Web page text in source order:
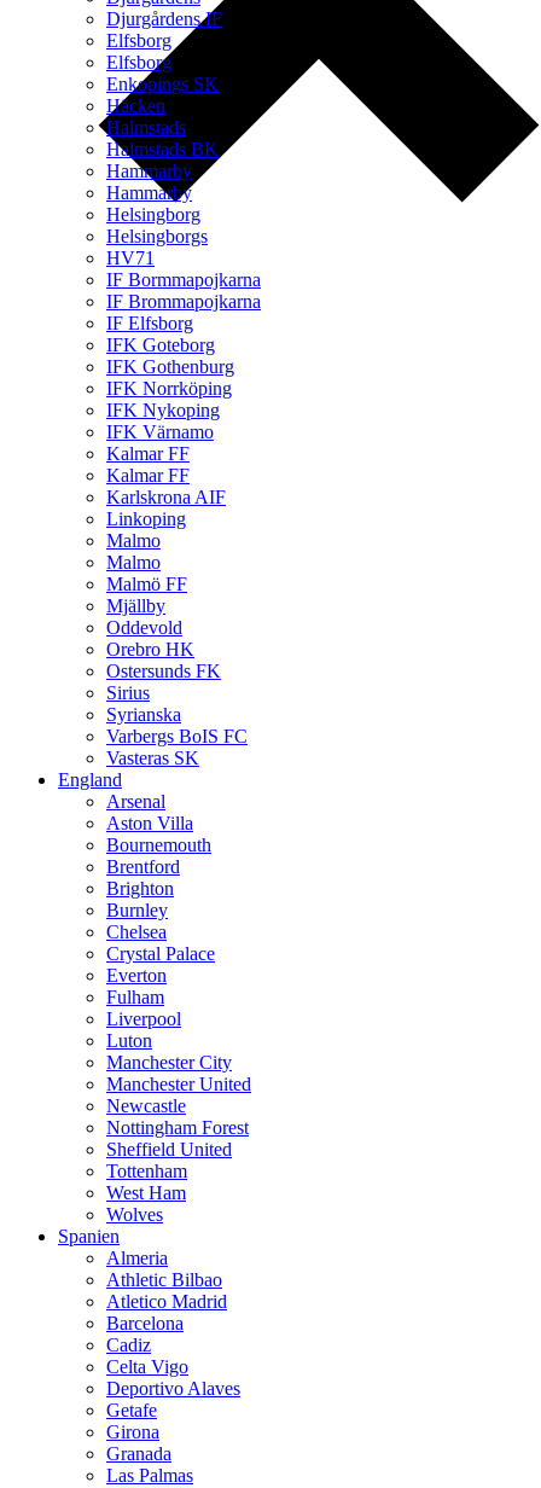
Djurgårdens IF
Elfsborg
Elfsborg
Enkopings SK
Häcken
Halmstads
Halmstads BK
Hammarby
Hammarby
Helsingborg
Helsingborgs
HV71
IF Bormmapojkarna
IF Brommapojkarna
IF Elfsborg
IFK Goteborg
IFK Gothenburg
IFK Norrköping
IFK Nykoping
IFK Värnamo
Kalmar FF
Kalmar FF
Karlskrona AIF
Linkoping
Malmo
Malmo
Malmö FF
Mjällby
Oddevold
Orebro HK
Ostersunds FK
Sirius
Syrianska
Varbergs BoIS FC
Vasteras SK
England
Arsenal
Aston Villa
Bournemouth
Brentford
Brighton
Burnley
Chelsea
Crystal Palace
Everton
Fulham
Liverpool
Luton
Manchester City
Manchester United
Newcastle
Nottingham Forest
Sheffield United
Tottenham
West Ham
Wolves
Spanien
Almeria
Athletic Bilbao
Atletico Madrid
Barcelona
Cadiz
Celta Vigo
Deportivo Alaves
Getafe
Girona
Granada
Las Palmas